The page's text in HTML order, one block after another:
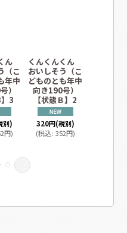
ん
（こ
年中
）
】3
別)
円)
くんくんくん
おいしそう（こ
どものとも年中
向き190号）
【状態Ｂ】2
320円(税別)
(税込: 352円)